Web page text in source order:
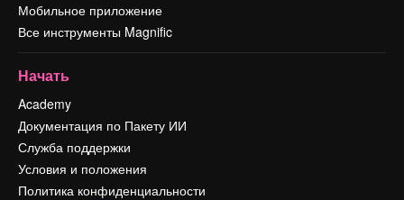
Мобильное приложение
Все инструменты Magnific
Начать
Academy
Документация по Пакету ИИ
Служба поддержки
Условия и положения
Политика конфиденциальности